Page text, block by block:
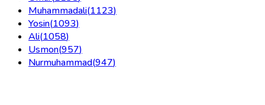
Muhammadali(1123)
Yosin(1093)
Ali(1058)
Usmon(957)
Nurmuhammad(947)